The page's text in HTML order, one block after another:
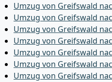
Umzug von Greifswald
Umzug von Greifswald
Umzug von Greifswald
Umzug von Greifswald
Umzug von Greifswald
Umzug von Greifswald
Umzug von Greifswald